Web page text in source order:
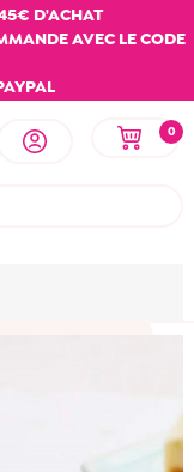
D'ACHAT
AVEC LE CODE
0